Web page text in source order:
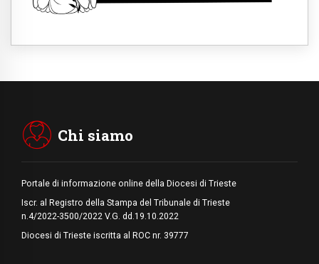
Italia, Antigone: carceri al limite della
Parolin conclude il viaggio in Messico: "La
Chi siamo
Portale di informazione online della Diocesi di Trieste
Iscr. al Registro della Stampa del Tribunale di Trieste
n.4/2022-3500/2022 V.G. dd.19.10.2022
Diocesi di Trieste iscritta al ROC nr. 39777